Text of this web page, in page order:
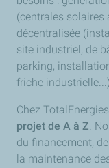
(centrales solaires
décentralisée
site industriel, de
parking,
friche
Chez
projet de A à Z.
du financement,
la maintenance